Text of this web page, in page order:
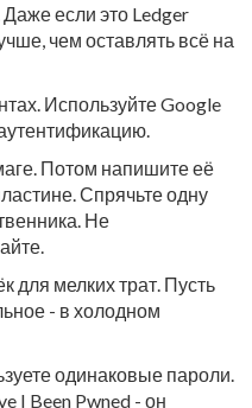
если это Ledger
чем оставлять всё на
Используйте Google
Потом напишите её
Спрячьте одну
Не
для мелких трат. Пусть
- в холодном
одинаковые пароли.
I Been Pwned - он